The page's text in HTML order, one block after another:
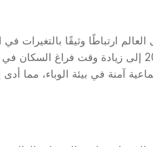
في عام 2020 إلى زيادة وقت فراغ
آمنة في بيئة الوباء،